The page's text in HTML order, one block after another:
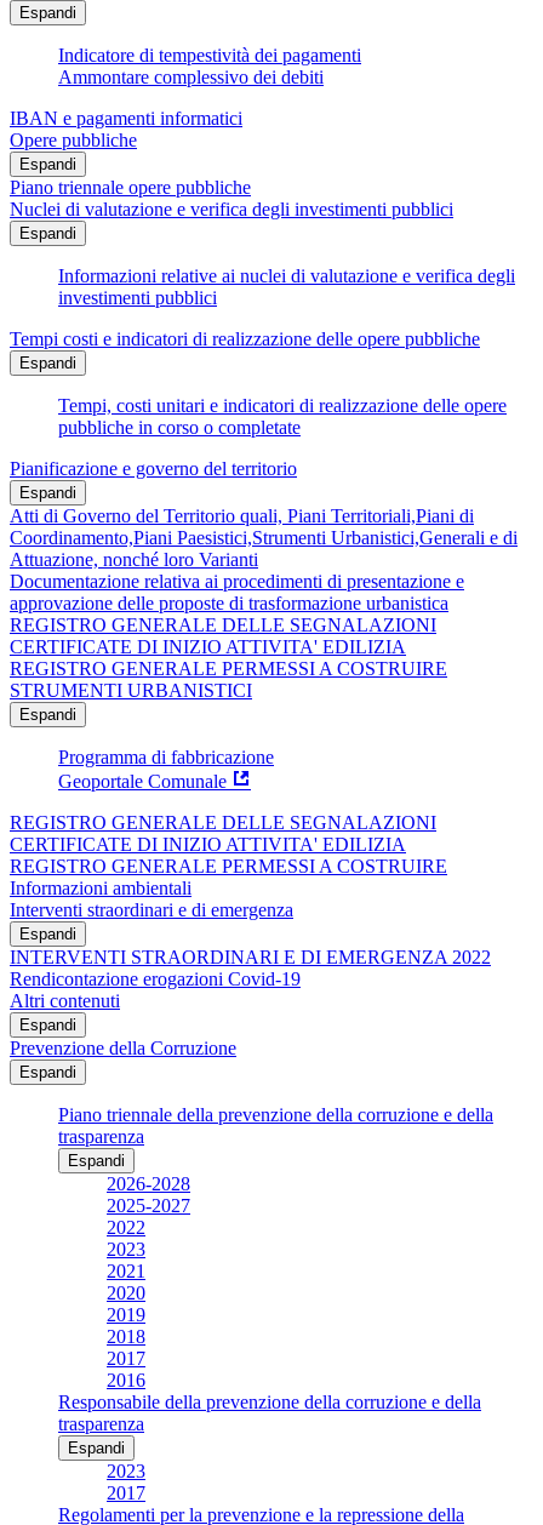
Espandi
Indicatore di tempestività dei pagamenti
Ammontare complessivo dei debiti
IBAN e pagamenti informatici
Opere pubbliche
Espandi
Piano triennale opere pubbliche
Nuclei di valutazione e verifica degli investimenti pubblici
Espandi
Informazioni relative ai nuclei di valutazione e verifica degli
investimenti pubblici
Tempi costi e indicatori di realizzazione delle opere pubbliche
Espandi
Tempi, costi unitari e indicatori di realizzazione delle opere
pubbliche in corso o completate
Pianificazione e governo del territorio
Espandi
Atti di Governo del Territorio quali, Piani Territoriali,Piani di
Coordinamento,Piani Paesistici,Strumenti Urbanistici,Generali e di
Attuazione, nonché loro Varianti
Documentazione relativa ai procedimenti di presentazione e
approvazione delle proposte di trasformazione urbanistica
REGISTRO GENERALE DELLE SEGNALAZIONI
CERTIFICATE DI INIZIO ATTIVITA' EDILIZIA
REGISTRO GENERALE PERMESSI A COSTRUIRE
STRUMENTI URBANISTICI
Espandi
Programma di fabbricazione
Geoportale Comunale
REGISTRO GENERALE DELLE SEGNALAZIONI
CERTIFICATE DI INIZIO ATTIVITA' EDILIZIA
REGISTRO GENERALE PERMESSI A COSTRUIRE
Informazioni ambientali
Interventi straordinari e di emergenza
Espandi
INTERVENTI STRAORDINARI E DI EMERGENZA 2022
Rendicontazione erogazioni Covid-19
Altri contenuti
Espandi
Prevenzione della Corruzione
Espandi
Piano triennale della prevenzione della corruzione e della
trasparenza
Espandi
2026-2028
2025-2027
2022
2023
2021
2020
2019
2018
2017
2016
Responsabile della prevenzione della corruzione e della
trasparenza
Espandi
2023
2017
Regolamenti per la prevenzione e la repressione della